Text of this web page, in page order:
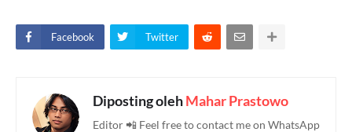
Facebook Twitter
Diposting olehMahar Prastowo
Editor 📲 Feel free to contact me on WhatsApp